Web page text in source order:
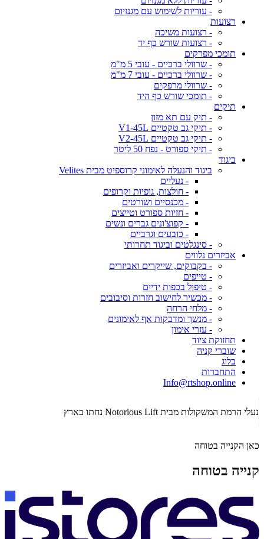
- עוריות לשימוש עם מגנזיום
רצועות
- רצועות משיכה
- רצועות שורש כף יד
תומכי מפרקים
- שרוולי ברכיים - עובי 5 מ"מ
- שרוולי ברכיים - עובי 7 מ"מ
- שרוולי מרפקים
- תומכי שורש כף היד
תיקים
- תיק עם תא מזון
- תיקי גב טקטיים V1-45L
- תיקי גב טקטיים V2-45L
- תיקי ספורט - נפח 50 ליטר
ביגוד
ביגוד והנעלה לאימוני קרוספיט מבית Velites
- נעליים
- חולצות, גופיות וקרופים
- מכנסיים ושורטים
- חזיות ספורט וטייצים
- קפוצ'ונים גברים ונשים
- כובעים וגרביים
- סינגלטים וביגוד תחרותי
אביזרים נלווים
- בקבוקים, שייקרים ואביזרים
- טייפים
- טיפול בכפות ידיים
- מכשיר לחישוב חזרות וסיבובים
- מלחי הרחה
- מנשך ומדבקות אף לאימונים
- עזרי אימון
תחזוקת ציוד
שוברי קניה
בלוג
התחברות
Info@rtshop.online
נעלי הרמת המשקולות מבית Notorious Lift נחתו בארץ
כאן הקנייה בטוחה
קנייה בטוחה